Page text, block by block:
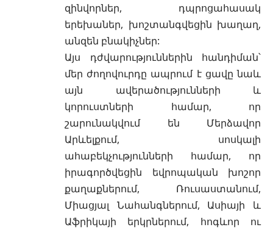
զինվորներ, դպրոցահասակ
երեխաներ, խոշտանգվեցին խաղաղ,
անզեն բնակիչներ:
Այս դժվարություններին հանդիման՝
մեր ժողովուրդը ապրում է ցավը նաև
այն ավերածությունների և
կորուստների համար, որ
շարունակվում են Մերձավոր
Արևելքում, սոսկալի
ահաբեկչությունների համար, որ
իրագործվեցին եվրոպական խոշոր
քաղաքներում, Ռուսաստանում,
Միացյալ Նահանգներում, Ասիայի և
Աֆրիկայի երկրներում, հոգևոր ու